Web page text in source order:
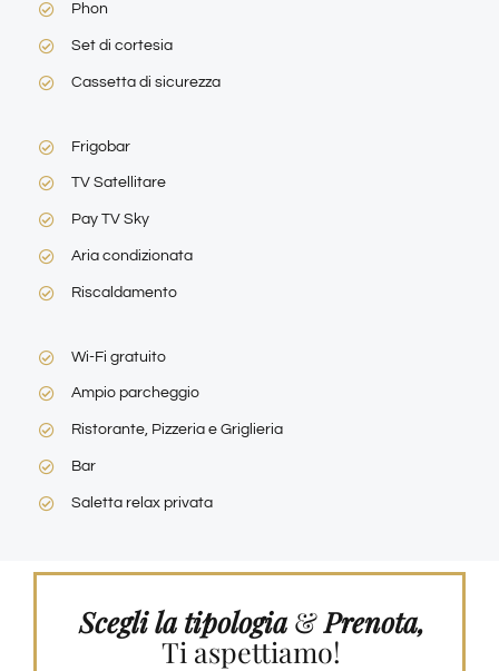
Phon
Set di cortesia
Cassetta di sicurezza
Frigobar
TV Satellitare
Pay TV Sky
Aria condizionata
Riscaldamento
Wi-Fi gratuito
Ampio parcheggio
Ristorante, Pizzeria e Griglieria
Bar
Saletta relax privata
Scegli la tipologia&Prenota,
Ti aspettiamo!